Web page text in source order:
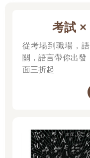
考試 ×
從考場到職場，
關，語言帶你出發，故
面三折起